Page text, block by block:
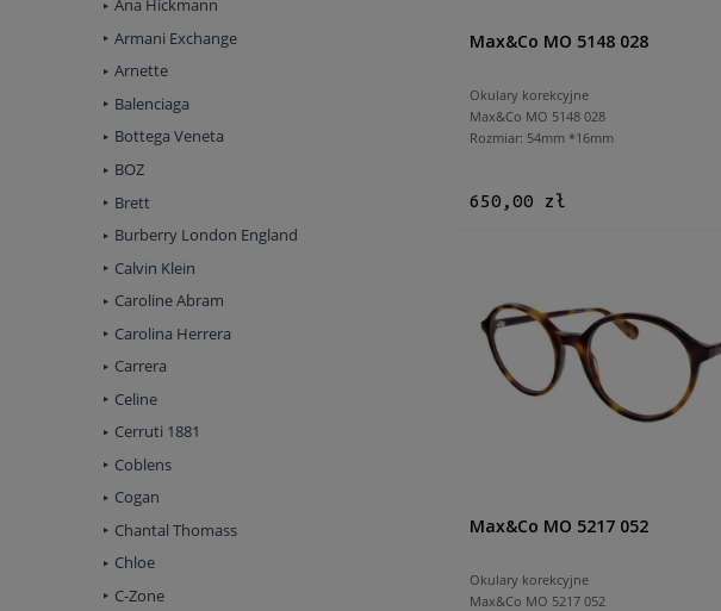
Ana Hickmann
Armani Exchange
Arnette
Balenciaga
Bottega Veneta
BOZ
Brett
Burberry London England
Calvin Klein
Caroline Abram
Carolina Herrera
Carrera
Celine
Cerruti 1881
Coblens
Cogan
Chantal Thomass
Chloe
C-Zone
Max&Co MO 5148 028
Okulary korekcyjne
Max&Co MO 5148 028
Rozmiar: 54mm *16mm
650,00 zł
Max&Co MO 5217 052
Okulary korekcyjne
Max&Co MO 5217 052